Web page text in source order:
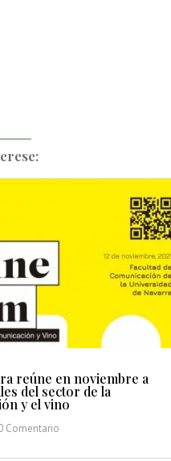
reúne en noviembre a
del sector de la
y el vino
Comentario